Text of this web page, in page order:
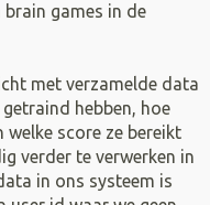
games in de
met verzamelde data
hebben, hoe
welke score ze bereikt
verder te verwerken in
in ons systeem is